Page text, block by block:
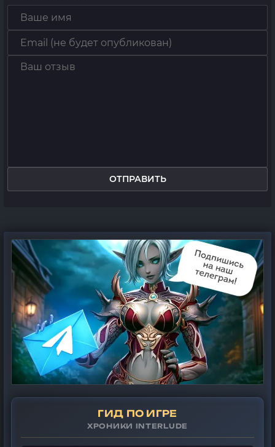
ОТПРАВИТЬ
ГИД ПО ИГРЕ
ХРОНИКИ INTERLUDE